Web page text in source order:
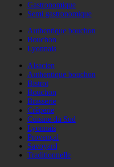
Gastronomique
Semi gastronomique
Authentique bouchon
Bouchon
Lyonnais
Alsacien
Authentique bouchon
Bistrot
Bouchon
Brasserie
Crêperie
Cuisine du Sud
Lyonnais
Provençal
Savoyard
Traditionnelle